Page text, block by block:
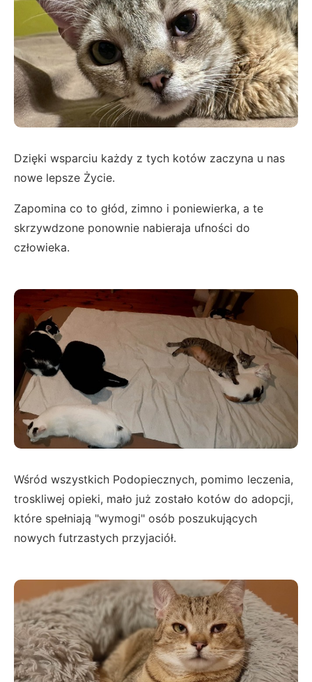
Dzięki wsparciu każdy z tych kotów zaczyna u nas
nowe lepsze Życie.
Zapomina co to głód, zimno i poniewierka, a te
skrzywdzone ponownie nabieraja ufności do
człowieka.
Wśród wszystkich Podopiecznych, pomimo leczenia,
troskliwej opieki, mało już zostało kotów do adopcji,
które spełniają "wymogi" osób poszukujących
nowych futrzastych przyjaciół.